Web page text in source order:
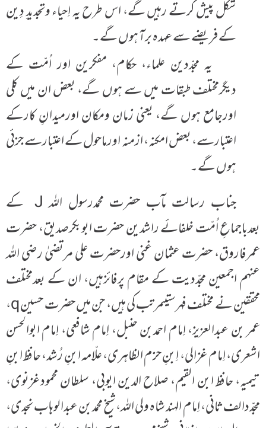
شکل پیش کرتے رہیں گے، اس طرح یہ اِحیاء وتجدیدِ دِین
کے فریضے سے عہدہ برآ ہوں گے۔
یہ مجدّدین علماء، حکام، مفکرین اور اُمّت کے
دیگرمختلف طبقات میں سے ہوں گے، بعض ان میں کلی
اورجامع ہوں گے، یعنی زمان ومکان اورمیدانِ کارکے
اعتبارسے، بعض امکنہ، ازمنہ اورماحول کے اعتبارسے جزئی
ہوں گے۔
جناب رسالت مآب حضرت محمدرسول اللہ J کے
بعدباجماعِ اُمّت خلفائے راشدین حضرت ابوبکرصدیق، حضرت
عمرفاروق، حضرت عثمان غنی اورحضرت علی مرتضیٰ رضی اللہ
عنہم اجمعین مجدّدیت کے مقام پرفائزہیں، ان کے بعدمختلف
محققین نے مختلف فہرستیںمرتب کی ہیں، جن میں حضرت حسین q،
عمر بن عبدالعزیز، اِمام احمدبن حنبل، اِمام شافعی، اِمام ابوالحسن
اشعری، اِمام غزالی، اِبنِ حزم الظاہری، علّامہ ابنِ رُشد، حافظ ابنِ
تیمیہ، حافظ ابن القیم، صلاح الدین ایوبی، سلطان محمودغزنوی،
مجدّدالف ثانی، اِمام الہند شاہ ولی اللہ، شیخ محمدبن عبدالوہاب نجدی،